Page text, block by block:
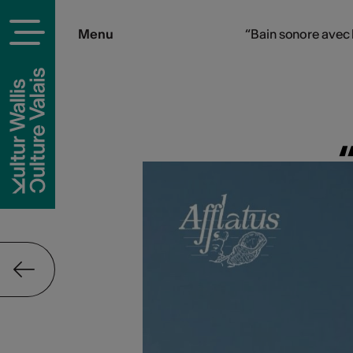
Menu “Bain sonore